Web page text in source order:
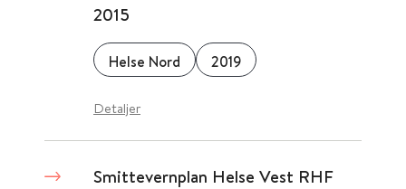
2015
Helse Nord 2019
Detaljer
Smittevernplan Helse Vest RHF